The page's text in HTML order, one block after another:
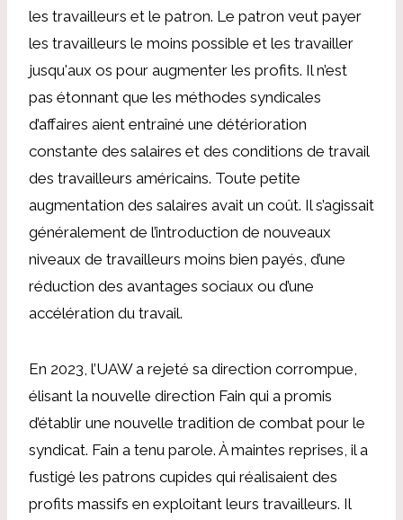
les travailleurs et le patron. Le patron veut payer
les travailleurs le moins possible et les travailler
jusqu'aux os pour augmenter les profits. Il n’est
pas étonnant que les méthodes syndicales
d’affaires aient entraîné une détérioration
constante des salaires et des conditions de travail
des travailleurs américains. Toute petite
augmentation des salaires avait un coût. Il s’agissait
généralement de l’introduction de nouveaux
niveaux de travailleurs moins bien payés, d’une
réduction des avantages sociaux ou d’une
accélération du travail.
En 2023, l’UAW a rejeté sa direction corrompue,
élisant la nouvelle direction Fain qui a promis
d’établir une nouvelle tradition de combat pour le
syndicat. Fain a tenu parole. À maintes reprises, il a
fustigé les patrons cupides qui réalisaient des
profits massifs en exploitant leurs travailleurs. Il